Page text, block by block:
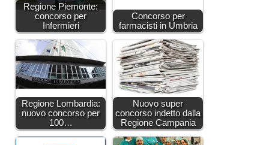
Regione Piemonte:
concorso per
Infermieri
Concorso per
farmacisti in Umbria
Regione Lombardia:
nuovo concorso per
100…
Nuovo super
concorso indetto dalla
Regione Campania